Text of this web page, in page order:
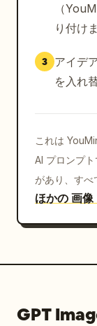
（
り付け
3
アイデ
を入れ
これは
AI プロンプ
があり、すべ
ほかの 画
GPT